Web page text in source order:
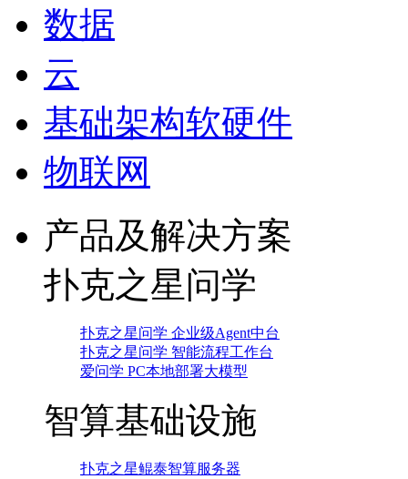
数据
云
基础架构软硬件
物联网
产品及解决方案
扑克之星问学
扑克之星问学 企业级Agent中台
扑克之星问学 智能流程工作台
爱问学 PC本地部署大模型
智算基础设施
扑克之星鲲泰智算服务器